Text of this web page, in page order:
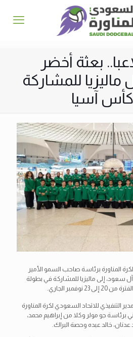
31 لاعبا.. بعثة أخضر
ماليزيا للمشاركة
آسيا
المناورة برئاسة صاحب السمو الأمير
سعود، إلى ماليزيا للمشاركة في بطولة
الجاري.
التنفيذي للاتحاد السعودي لكرة المناورة
برئاسة جو مولر وكلا من إبراهيم محمد،
خالد عبده وحصة البراك.